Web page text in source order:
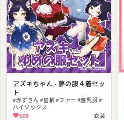
アズキちゃん - 夢の服４着セッ
ト
#赤ずきん #星柄 #ファー #園児服 #
ハイソックス
509 衣装